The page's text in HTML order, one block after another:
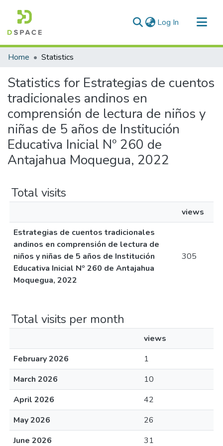
Log In (current)
Communities & Collections
Home Statistics
Statistics for Estrategias de cuentos
tradicionales andinos en
comprensión de lectura de niños y
niñas de 5 años de Institución
Educativa Inicial Nº 260 de
Antajahua Moquegua, 2022
Total visits
views
Estrategias de cuentos tradicionales
andinos en comprensión de lectura de
niños y niñas de 5 años de Institución
Educativa Inicial Nº 260 de Antajahua
Moquegua, 2022
305
Total visits per month
views
February 2026
1
March 2026
10
April 2026
42
May 2026
26
June 2026
31